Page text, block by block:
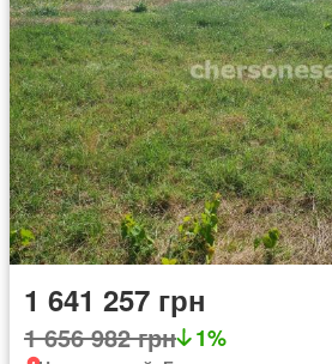
1 641 257 грн
1 656 982 грн 1%